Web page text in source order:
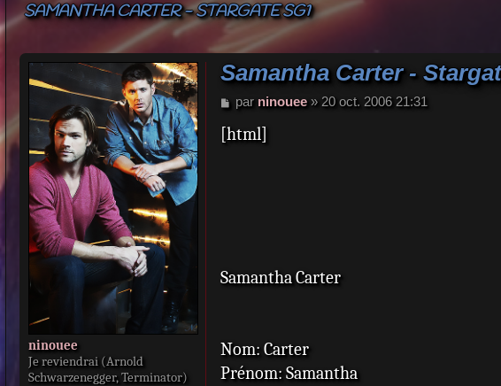
SAMANTHA CARTER - STARGATE SG1
ninouee
Je reviendrai (Arnold
Schwarzenegger, Terminator)
Samantha Carter -
M
s
par ninouee» 20 oct. 2006 21:31
[html]
Samantha Carter
Nom: Carter
Prénom: Samantha